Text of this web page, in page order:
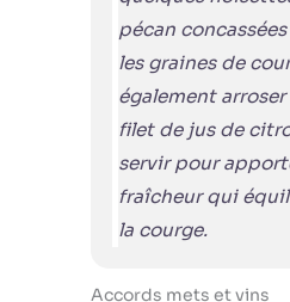
pécan
les graines de
également
filet de jus de
servir pour
fraîcheur qui
la courge.
Accords mets et vins